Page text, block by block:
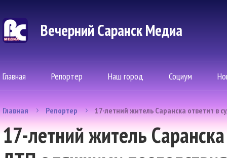
Вечерний Саранск Mедиа
Главная Репортер Наш город Социум
Главная Репортер 17-летний житель Саранска ответит в
17-летний житель